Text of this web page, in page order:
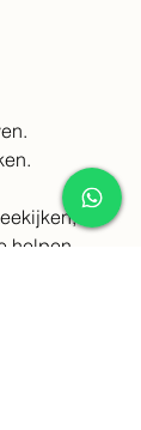
helpen